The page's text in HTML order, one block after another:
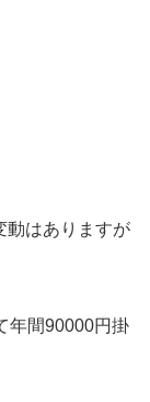
はありますが
年間90000円掛